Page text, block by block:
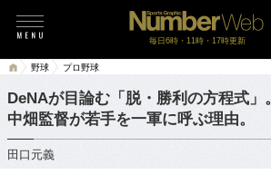
毎日6時・11時・17時更新
野球 プロ野球
DeNAが目論む「脱・勝利の方程式」。
中畑監督が若手を一軍に呼ぶ理由。
田口元義